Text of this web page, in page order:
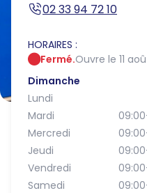
02 33 94 72 10
HORAIRES :
Fermé.Ouvre le 11
Dimanche
Lundi
Mardi
Mercredi
Jeudi
Vendredi
Samedi